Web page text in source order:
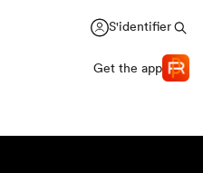
S'identifier
Get the app